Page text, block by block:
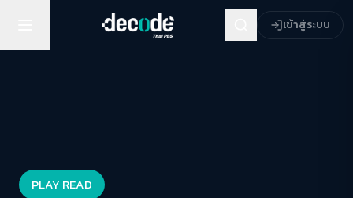
เข้าสู่ระบบ
PLAY READ